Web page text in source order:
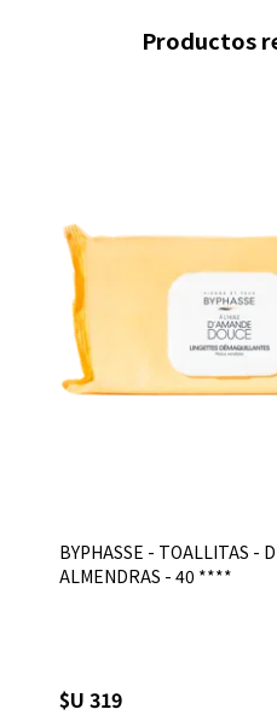
Productos
BYPHASSE - TOALLITAS -
ALMENDRAS - 40 ****
$U 319